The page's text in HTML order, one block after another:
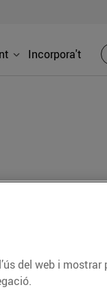
Incorpora't
d’actualitat
del web i